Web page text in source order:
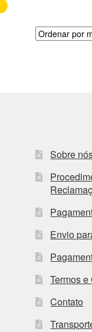
Sobre
Envio
Termos
Contato